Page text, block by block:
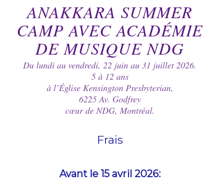
ANAKKARA SUMMER
CAMP AVEC ACADÉMIE
DE MUSIQUE NDG
Du lundi au vendredi, 22 juin au 31 juillet 2026.
5 à 12 ans
à l’Église Kensington Presbyterian,
6225 Av. Godfrey
cœur de NDG, Montréal.
Frais
Avant le 15 avril 2026: